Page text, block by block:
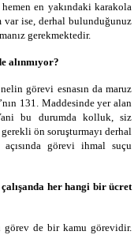
en yakındaki karakola
ise, derhal bulunduğunuz
gerekmektedir.
alınmıyor?
görevi esnasın da maruz
131. Maddesinde yer alan
bu durumda kolluk, siz
ön soruşturmayı derhal
görevi ihmal suçu
her hangi bir ücret
de bir kamu görevidir.